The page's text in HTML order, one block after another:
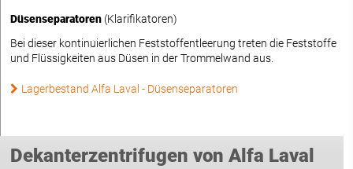
Düsenseparatoren (Klarifikatoren)
Bei dieser kontinuierlichen Feststoffentleerung treten die Feststoffe
und Flüssigkeiten aus Düsen in der Trommelwand aus.
Lagerbestand Alfa Laval - Düsenseparatoren
Dekanterzentrifugen von Alfa Laval